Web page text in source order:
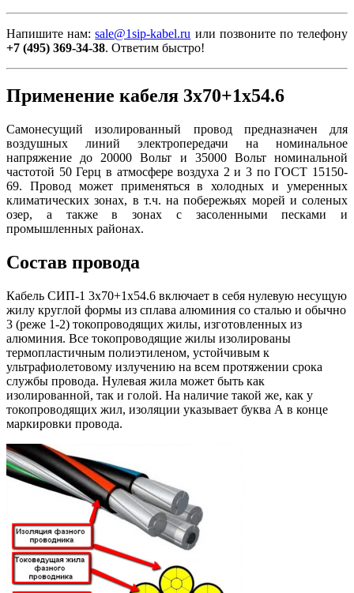
Напишите нам:sale@1sip-kabel.ru или позвоните по телефону
+7 (495) 369-34-38. Ответим быстро!
Применение кабеля 3х70+1х54.6
Самонесущий изолированный провод предназначен для
воздушных линий электропередачи на номинальное
напряжение до 20000 Вольт и 35000 Вольт номинальной
частотой 50 Герц в атмосфере воздуха 2 и 3 по ГОСТ 15150-
69. Провод может применяться в холодных и умеренных
климатических зонах, в т.ч. на побережьях морей и соленых
озер, а также в зонах с засоленными песками и
промышленных районах.
Состав провода
Кабель СИП-1 3х70+1х54.6 включает в себя нулевую несущую
жилу круглой формы из сплава алюминия со сталью и обычно
3 (реже 1-2) токопроводящих жилы, изготовленных из
алюминия. Все токопроводящие жилы изолированы
термопластичным полиэтиленом, устойчивым к
ультрафиолетовому излучению на всем протяжении срока
службы провода. Нулевая жила может быть как
изолированной, так и голой. На наличие такой же, как у
токопроводящих жил, изоляции указывает буква А в конце
маркировки провода.